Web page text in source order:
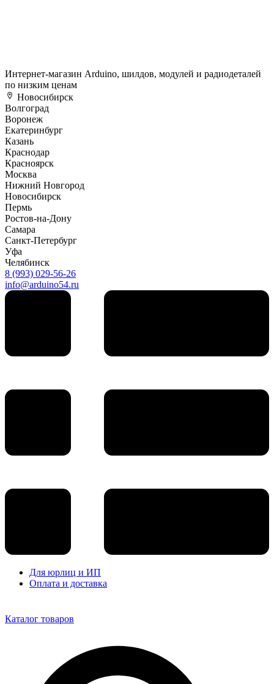
Интернет-магазин Arduino, шилдов, модулей и радиодеталей
по низким ценам
Новосибирск
Волгоград
Воронеж
Екатеринбург
Казань
Краснодар
Красноярск
Москва
Нижний Новгород
Новосибирск
Пермь
Ростов-на-Дону
Самара
Санкт-Петербург
Уфа
Челябинск
8 (993) 029-56-26
info@arduino54.ru
Для юрлиц и ИП
Оплата и доставка
Каталог товаров